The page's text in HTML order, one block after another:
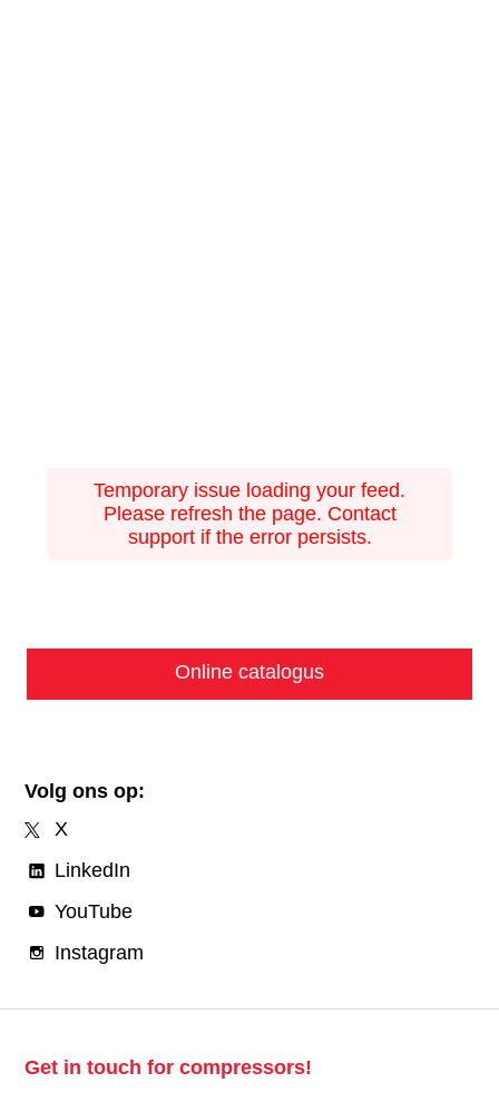
Temporary issue loading your feed.
Please refresh the page. Contact
support if the error persists.
Online catalogus
Volg ons op:
X
LinkedIn
YouTube
Instagram
Get in touch for compressors!